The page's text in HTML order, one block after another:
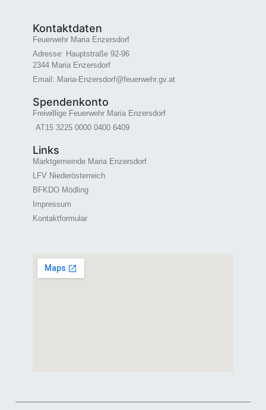
Kontaktdaten
Feuerwehr Maria Enzersdorf
Adresse: Hauptstraße 92-96
2344 Maria Enzersdorf
Email: Maria-Enzersdorf@feuerwehr.gv.at
Spendenkonto
Freiwillige Feuerwehr Maria Enzersdorf
AT15 3225 0000 0400 6409
Links
Marktgemeinde Maria Enzersdorf
LFV Niederösterreich
BFKDO Mödling
Impressum
Kontaktformular